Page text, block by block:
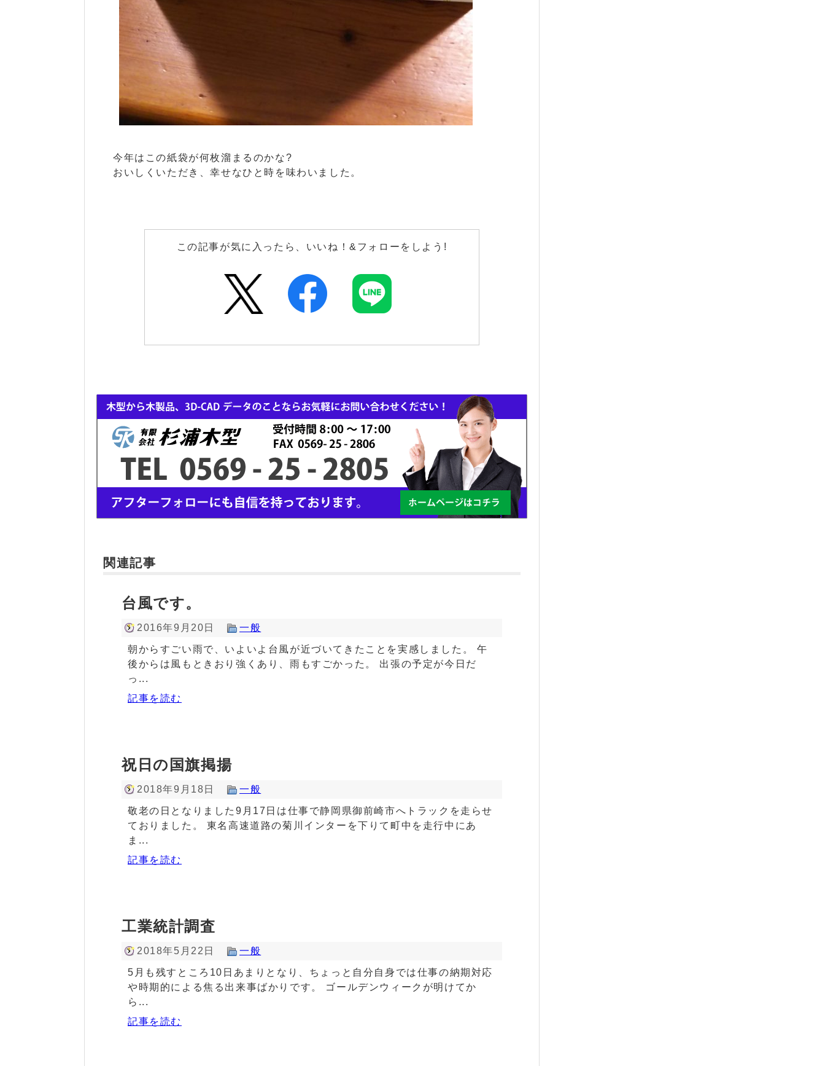
今年はこの紙袋が何枚溜まるのかな?
おいしくいただき、幸せなひと時を味わいました。
この記事が気に入ったら、いいね！&フォローをしよう!
関連記事
台風です。
2016年9月20日 一般
朝からすごい雨で、いよいよ台風が近づいてきたことを実感しました。 午
後からは風もときおり強くあり、雨もすごかった。 出張の予定が今日だ
っ...
記事を読む
祝日の国旗掲揚
2018年9月18日 一般
敬老の日となりました9月17日は仕事で静岡県御前崎市へトラックを走らせ
ておりました。 東名高速道路の菊川インターを下りて町中を走行中にあ
ま...
記事を読む
工業統計調査
2018年5月22日 一般
5月も残すところ10日あまりとなり、ちょっと自分自身では仕事の納期対応
や時期的による焦る出来事ばかりです。 ゴールデンウィークが明けてか
ら...
記事を読む